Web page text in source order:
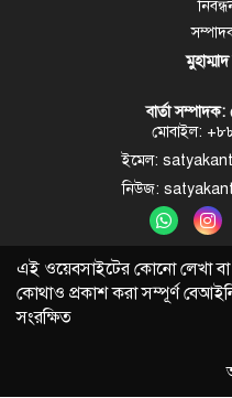
বার্তা
মোবাইল:
ইমেল:
নিউজ:
এই ওয়েবসাইটের কোনো লেখা
কোথাও প্রকাশ করা সম্পূর্ণ
সংরক্ষিত